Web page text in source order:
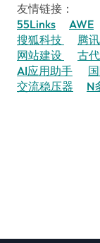
友情链接：
55Links
AWE
搜狐科技
腾
网站建设
古
AI应用助手
交流稳压器
N